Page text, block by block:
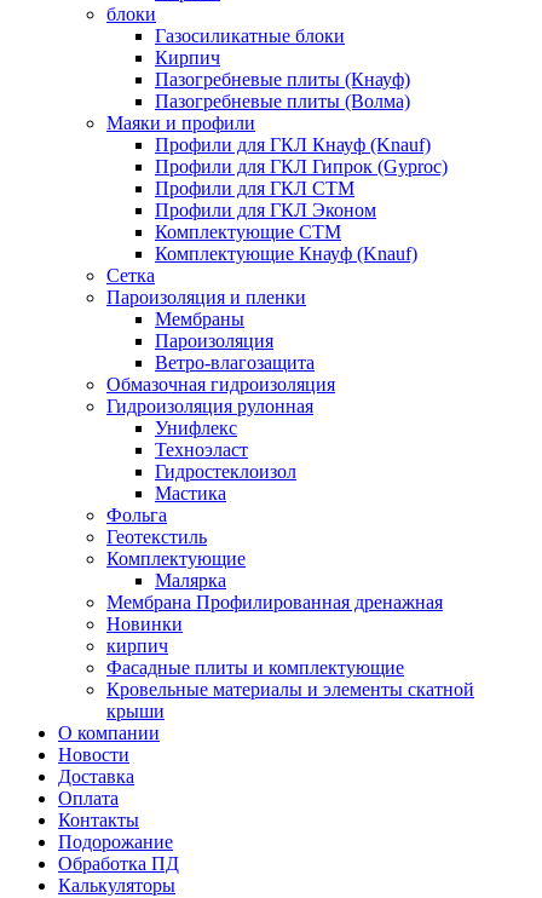
блоки
Газосиликатные блоки
Кирпич
Пазогребневые плиты (Кнауф)
Пазогребневые плиты (Волма)
Маяки и профили
Профили для ГКЛ Кнауф (Knauf)
Профили для ГКЛ Гипрок (Gyproc)
Профили для ГКЛ СТМ
Профили для ГКЛ Эконом
Комплектующие СТМ
Комплектующие Кнауф (Knauf)
Сетка
Пароизоляция и пленки
Мембраны
Пароизоляция
Ветро-влагозащита
Обмазочная гидроизоляция
Гидроизоляция рулонная
Унифлекс
Техноэласт
Гидростеклоизол
Мастика
Фольга
Геотекстиль
Комплектующие
Малярка
Мембрана Профилированная дренажная
Новинки
кирпич
Фасадные плиты и комплектующие
Кровельные материалы и элементы скатной
крыши
О компании
Новости
Доставка
Оплата
Контакты
Подорожание
Обработка ПД
Калькуляторы